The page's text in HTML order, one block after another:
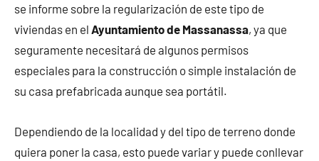
se informe sobre la regularización de este tipo de
viviendas en el Ayuntamiento de Massanassa, ya que
seguramente necesitará de algunos permisos
especiales para la construcción o simple instalación de
su casa prefabricada aunque sea portátil.
Dependiendo de la localidad y del tipo de terreno donde
quiera poner la casa, esto puede variar y puede conllevar